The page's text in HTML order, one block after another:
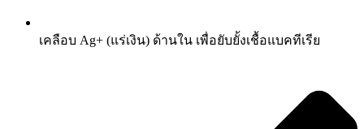
เคลือบ Ag+ (แร่เงิน) ด้านใน เพื่อยับยั้งเชื้อแบคทีเรีย